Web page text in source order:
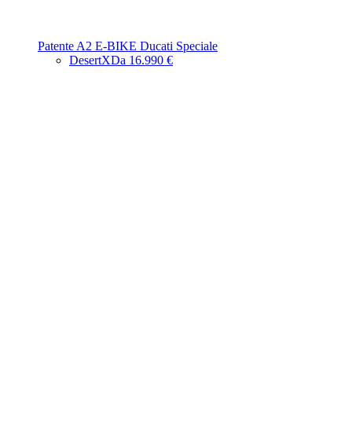
Patente A2 E-BIKE Ducati Speciale
DesertXDa 16.990 €